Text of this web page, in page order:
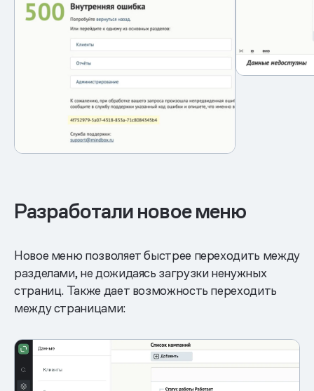
Разработали новое меню
Новое меню позволяет быстрее переходить между
разделами, не дожидаясь загрузки ненужных
страниц. Также дает возможность переходить
между страницами: